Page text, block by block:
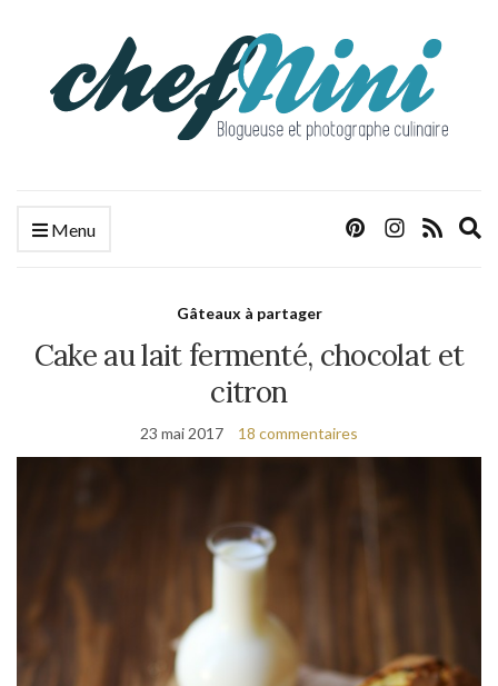
Menu
Gâteaux à partager
Cake au lait fermenté, chocolat et
citron
23 mai 2017 18 commentaires